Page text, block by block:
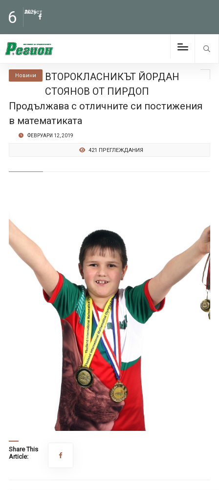
6 Август
2026
Новини
ВТОРОКЛАСНИКЪТ ЙОРДАН
СТОЯНОВ ОТ ПИРДОП
Продължава с отличните си постижения
в математиката
ФЕВРУАРИ 12, 2019
421 ПРЕГЛЕЖДАНИЯ
Share This
Article: